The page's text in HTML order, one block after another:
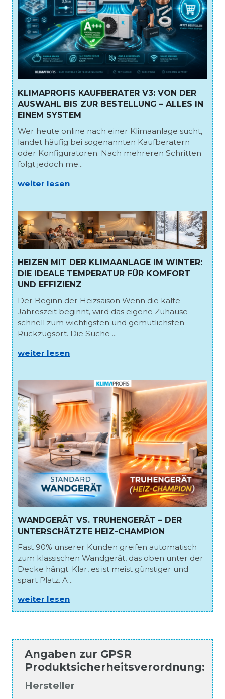
KLIMAPROFIS KAUFBERATER V3: VON DER
AUSWAHL BIS ZUR BESTELLUNG – ALLES IN
EINEM SYSTEM
Wer heute online nach einer Klimaanlage sucht,
landet häufig bei sogenannten Kaufberatern
oder Konfiguratoren. Nach mehreren Schritten
folgt jedoch me...
weiter lesen
HEIZEN MIT DER KLIMAANLAGE IM WINTER:
DIE IDEALE TEMPERATUR FÜR KOMFORT
UND EFFIZIENZ
Der Beginn der Heizsaison Wenn die kalte
Jahreszeit beginnt, wird das eigene Zuhause
schnell zum wichtigsten und gemütlichsten
Rückzugsort. Die Suche ...
weiter lesen
WANDGERÄT VS. TRUHENGERÄT – DER
UNTERSCHÄTZTE HEIZ-CHAMPION
Fast 90% unserer Kunden greifen automatisch
zum klassischen Wandgerät, das oben unter der
Decke hängt. Klar, es ist meist günstiger und
spart Platz. A...
weiter lesen
Angaben zur GPSR
Produktsicherheitsverordnung:
Hersteller